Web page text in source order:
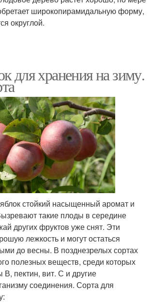
широкопирамидальную форму,
округлой.
для хранения на зиму.
стойкий насыщенный аромат и
такие плоды в середине
других фруктов уже снят. Эти
лежкость и могут остаться
до весны. В позднезрелых сортах
полезных веществ, среди которых
пектин, вит. С и другие
соединения. Сорта для